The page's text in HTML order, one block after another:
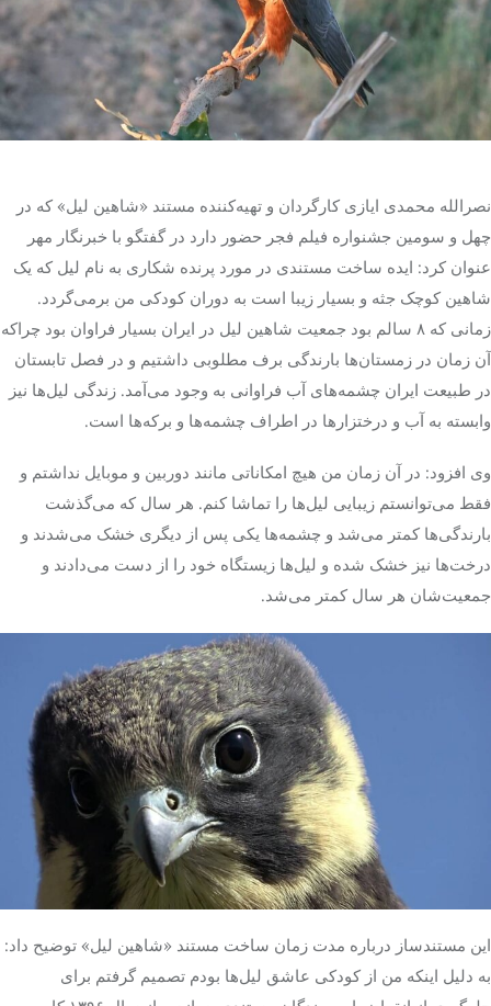
تک کده
پایگاه خبری آبان
نصرالله محمدی ایازی کارگردان و تهیه‌کننده مستند «شاهین لیل» که در
چهل و سومین جشنواره فیلم فجر حضور دارد در گفتگو با خبرنگار مهر
عنوان کرد: ایده ساخت مستندی در مورد پرنده شکاری به نام لیل که یک
شاهین کوچک جثه و بسیار زیبا است به دوران کودکی من برمی‌گردد.
زمانی که ۸ سالم بود جمعیت شاهین
لیل در ایران بسیار فراوان بود چراکه
آن زمان در زمستان‌ها بارندگی برف مطلوبی داشتیم و در فصل تابستان
در طبیعت ایران چشمه‌های آب فراوانی به وجود می‌آمد. زندگی لیل‌ها نیز
وابسته به آب و درختزارها در اطراف چشمه‌ها و برکه‌ها است.
وی افزود: در آن زمان من هیچ امکاناتی مانند دوربین و موبایل نداشتم و
فقط می‌توانستم زیبایی لیل‌ها را تماشا کنم. هر سال که می‌گذشت
بارندگی‌ها کمتر می‌شد و چشمه‌ها یکی پس از دیگری خشک می‌شدند و
درخت‌ها نیز خشک شده و لیل‌ها زیستگاه خود را از دست می‌دادند و
جمعیت‌شان هر سال کمتر می‌شد.
این مستندساز درباره مدت زمان ساخت مستند «شاهین لیل» توضیح داد:
به دلیل اینکه من از کودکی عاشق لیل‌ها بودم تصمیم گرفتم برای